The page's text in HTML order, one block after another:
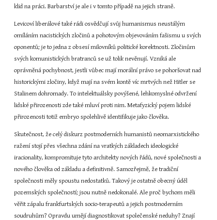
klid na práci. Barbarství je ale i v tomto případě na jejich straně.
Levicoví liberálové také rádi osvědčují svůj humanismus neustálým
omíláním nacistických zločinů a pohotovým objevováním fašismu u svých
oponentů; je to jedna z obsesí milovníků politické korektnosti. Zločinům
svých komunistických bratranců se už tolik nevěnují. Vzniká ale
oprávněná pochybnost, jestli vůbec mají morální právo se pohoršovat nad
historickými zločiny, když mají na svém kontě víc mrtvých než Hitler se
Stalinem dohromady. To intelektuálsky povýšené, lehkomyslné odvržení
lidské přirozenosti zde také mluví proti nim. Metafyzický pojem lidské
přirozenosti totiž embryo spolehlivě identifikuje jako člověka.
Skutečnost, že celý diskurz postmoderních humanistů neomarxistického
ražení stojí přes všechna zdání na vratkých základech ideologické
iracionality, kompromituje tyto architekty nových řádů, nové společnosti a
nového člověka od základu a definitivně. Samozřejmě, že tradiční
společnosti měly spoustu nedostatků. Takový je ostatně obecný úděl
pozemských společností; jsou nutně nedokonalé. Ale proč bychom měli
věřit zápalu frankfurtských socio-terapeutů a jejich postmoderním
soudruhům? Opravdu umějí diagnostikovat společenské neduhy? Znají